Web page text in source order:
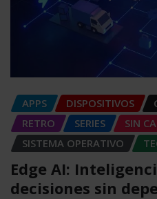
APPS DISPOSITIVOS
RETRO
SERIES
SIN
SISTEMA OPERATIVO
Edge AI:
decisiones sin